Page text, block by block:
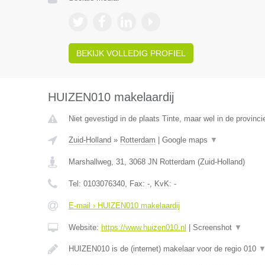
BEKIJK VOLLEDIG PROFIEL
HUIZEN010 makelaardij
Niet gevestigd in de plaats Tinte, maar wel in de
Zuid-Holland » Rotterdam Google maps ▼
Marshallweg, 31, 3068 JN Rotterdam (Zuid-Holland)
Tel: 0103076340, Fax: -, KvK: -
E-mail › HUIZEN010 makelaardij
Website: https://www.huizen010.nl Screenshot ▼
HUIZEN010 is de (internet) makelaar voor de regio 010 ▼